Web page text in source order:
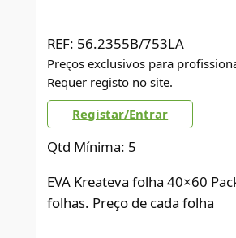
REF: 56.2355B/753LA
Preços exclusivos para
Requer registo no site.
Registar/Entrar
Qtd Mínima: 5
EVA Kreateva folha 40×60
folhas. Preço de cada folha